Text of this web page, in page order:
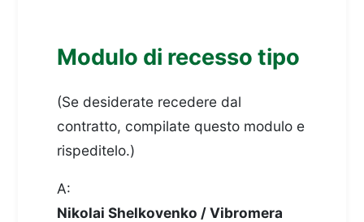
Modulo di recesso tipo
(Se desiderate recedere dal
contratto, compilate questo modulo e
rispeditelo.)
A:
Nikolai Shelkovenko / Vibromera